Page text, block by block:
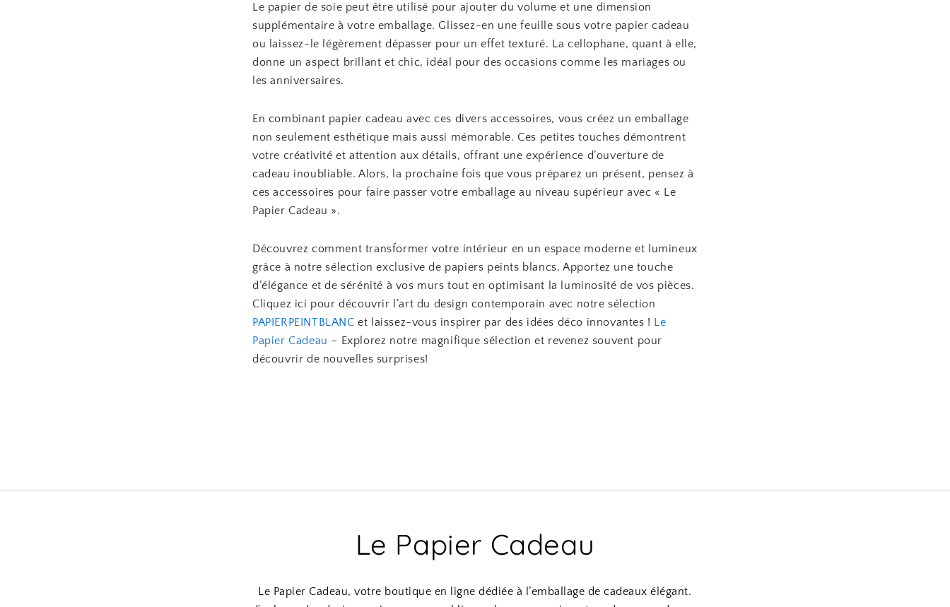
Le papier de soie peut être utilisé pour ajouter du volume et une dimension
supplémentaire à votre emballage. Glissez-en une feuille sous votre papier cadeau
ou laissez-le légèrement dépasser pour un effet texturé. La cellophane, quant à elle,
donne un aspect brillant et chic, idéal pour des occasions comme les mariages ou
les anniversaires.
En combinant papier cadeau avec ces divers accessoires, vous créez un emballage
non seulement esthétique mais aussi mémorable. Ces petites touches démontrent
votre créativité et attention aux détails, offrant une expérience d’ouverture de
cadeau inoubliable. Alors, la prochaine fois que vous préparez un présent, pensez à
ces accessoires pour faire passer votre emballage au niveau supérieur avec « Le
Papier Cadeau ».
Découvrez comment transformer votre intérieur en un espace moderne et lumineux
grâce à notre sélection exclusive de papiers peints blancs. Apportez une touche
d’élégance et de sérénité à vos murs tout en optimisant la luminosité de vos pièces.
Cliquez ici pour découvrir l’art du design contemporain avec notre sélection
PAPIERPEINTBLANC et laissez-vous inspirer par des idées déco innovantes ! Le
Papier Cadeau – Explorez notre magnifique sélection et revenez souvent pour
découvrir de nouvelles surprises!
Le Papier Cadeau
Le Papier Cadeau, votre boutique en ligne dédiée à l’emballage de cadeaux élégant.